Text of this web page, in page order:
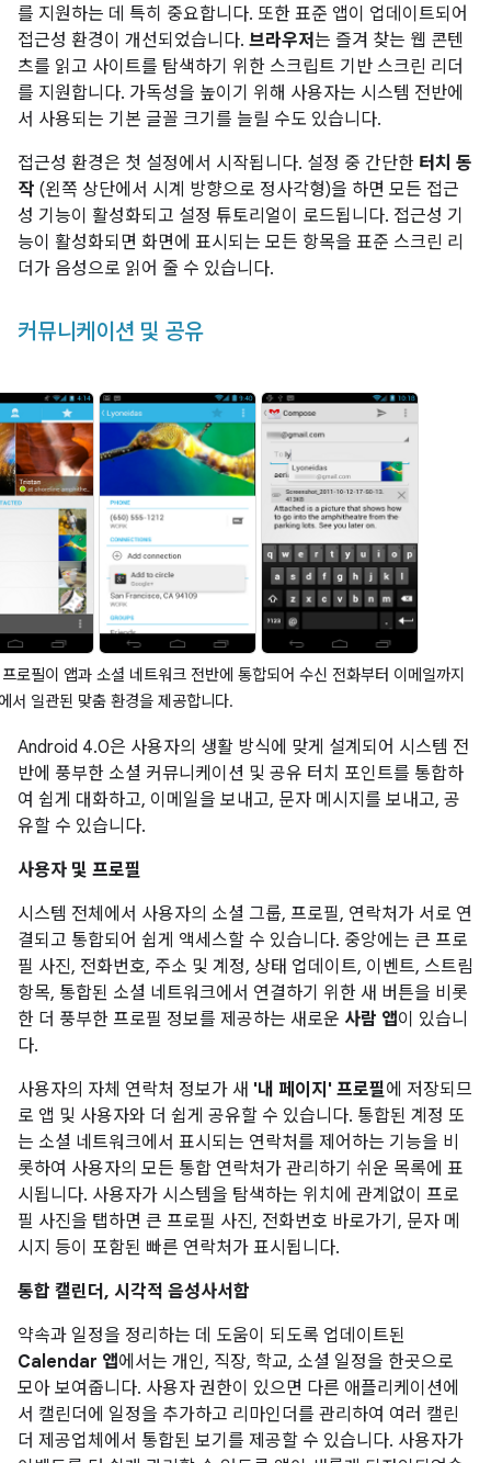
를 지원하는 데 특히 중요합니다. 또한 표준 앱이 업데이트되어
접근성 환경이 개선되었습니다. 브라우저는 즐겨 찾는 웹 콘텐
츠를 읽고 사이트를 탐색하기 위한 스크립트 기반 스크린 리더
를 지원합니다. 가독성을 높이기 위해 사용자는 시스템 전반에
서 사용되는 기본 글꼴 크기를 늘릴 수도 있습니다.
접근성 환경은 첫 설정에서 시작됩니다. 설정 중 간단한 터치 동
작 (왼쪽 상단에서 시계 방향으로 정사각형)을 하면 모든 접근
성 기능이 활성화되고 설정 튜토리얼이 로드됩니다. 접근성 기
능이 활성화되면 화면에 표시되는 모든 항목을 표준 스크린 리
더가 음성으로 읽어 줄 수 있습니다.
커뮤니케이션 및 공유
로필이 앱과 소셜 네트워크 전반에 통합되어 수신 전화부터 이메일까지
서 일관된 맞춤 환경을 제공합니다.
Android 4.0은 사용자의 생활 방식에 맞게 설계되어 시스템 전
반에 풍부한 소셜 커뮤니케이션 및 공유 터치 포인트를 통합하
여 쉽게 대화하고, 이메일을 보내고, 문자 메시지를 보내고, 공
유할 수 있습니다.
사용자 및 프로필
시스템 전체에서 사용자의 소셜 그룹, 프로필, 연락처가 서로 연
결되고 통합되어 쉽게 액세스할 수 있습니다. 중앙에는 큰 프로
필 사진, 전화번호, 주소 및 계정, 상태 업데이트, 이벤트, 스트림
항목, 통합된 소셜 네트워크에서 연결하기 위한 새 버튼을 비롯
한 더 풍부한 프로필 정보를 제공하는 새로운 사람 앱이 있습니
다.
사용자의 자체 연락처 정보가 새 '내 페이지' 프로필에 저장되므
로 앱 및 사용자와 더 쉽게 공유할 수 있습니다. 통합된 계정 또
는 소셜 네트워크에서 표시되는 연락처를 제어하는 기능을 비
롯하여 사용자의 모든 통합 연락처가 관리하기 쉬운 목록에 표
시됩니다. 사용자가 시스템을 탐색하는 위치에 관계없이 프로
필 사진을 탭하면 큰 프로필 사진, 전화번호 바로가기, 문자 메
시지 등이 포함된 빠른 연락처가 표시됩니다.
통합 캘린더, 시각적 음성사서함
약속과 일정을 정리하는 데 도움이 되도록 업데이트된
Calendar 앱에서는 개인, 직장, 학교, 소셜 일정을 한곳으로
모아 보여줍니다. 사용자 권한이 있으면 다른 애플리케이션에
서 캘린더에 일정을 추가하고 리마인더를 관리하여 여러 캘린
더 제공업체에서 통합된 보기를 제공할 수 있습니다. 사용자가